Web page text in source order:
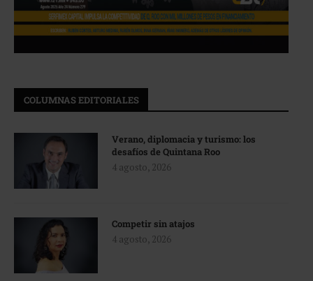
COLUMNAS EDITORIALES
Verano, diplomacia y turismo: los
desafíos de Quintana Roo
4 agosto, 2026
Competir sin atajos
4 agosto, 2026